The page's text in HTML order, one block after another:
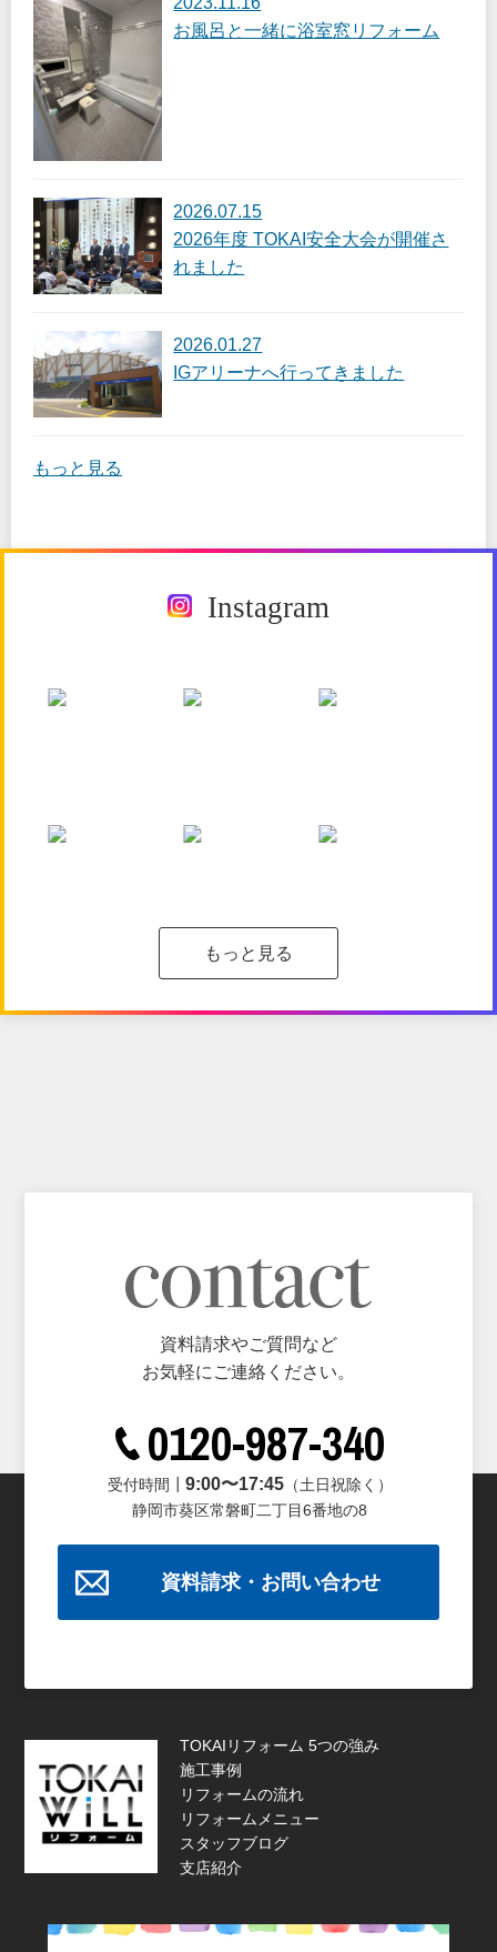
お風呂と一緒に浴室窓リフォーム
2026.07.15
2026年度 TOKAI安全大会が開催さ
れました
2026.01.27
IGアリーナへ行ってきました
もっと見る
Instagram
もっと見る
資料請求やご質問など
お気軽にご連絡ください。
0120-987-340
受付時間┃ 9:00〜17:45（土日祝除く）
静岡市葵区常磐町二丁目6番地の8
資料請求・お問い合わせ
TOKAIリフォーム 5つの強み
施工事例
リフォームの流れ
リフォームメニュー
スタッフブログ
支店紹介